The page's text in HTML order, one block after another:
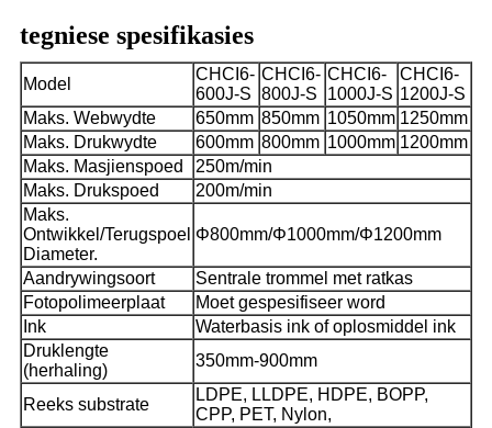
tegniese spesifikasies
Model
CHCI6-
600J-S
CHCI6-
800J-S
CHCI6-
1000J-S
CHCI6-
1200J-S
Maks. Webwydte
650mm 850mm 1050mm 1250mm
Maks. Drukwydte
600mm 800mm 1000mm 1200mm
Maks. Masjienspoed
250m/min
Maks. Drukspoed
200m/min
Maks.
Ontwikkel/Terugspoel
Diameter.
Φ800mm/Φ1000mm/Φ1200mm
Aandrywingsoort
Sentrale trommel met ratkas
Fotopolimeerplaat
Moet gespesifiseer word
Ink
Waterbasis ink of oplosmiddel ink
Druklengte
(herhaling)
350mm-900mm
Reeks substrate
LDPE, LLDPE, HDPE, BOPP,
CPP, PET, Nylon,